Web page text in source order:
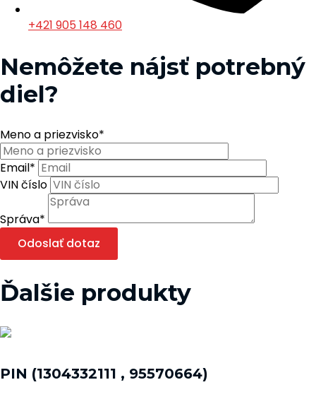
+421 905 148 460
Nemôžete nájsť potrebný
diel?
Meno a priezvisko*
Email*
VIN číslo
Správa*
Odoslať dotaz
Ďalšie produkty
PIN (1304332111 , 95570664)